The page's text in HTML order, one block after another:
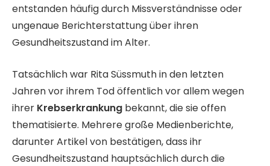
entstanden häufig durch Missverständnisse oder
ungenaue Berichterstattung über ihren
Gesundheitszustand im Alter.
Tatsächlich war Rita Süssmuth in den letzten
Jahren vor ihrem Tod öffentlich vor allem wegen
ihrer Krebserkrankung bekannt, die sie offen
thematisierte. Mehrere große Medienberichte,
darunter Artikel von bestätigen, dass ihr
Gesundheitszustand hauptsächlich durch die